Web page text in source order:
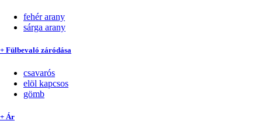
fehér arany
sárga arany
+ Fülbevaló záródása
csavarós
elöl kapcsos
gömb
+ Ár